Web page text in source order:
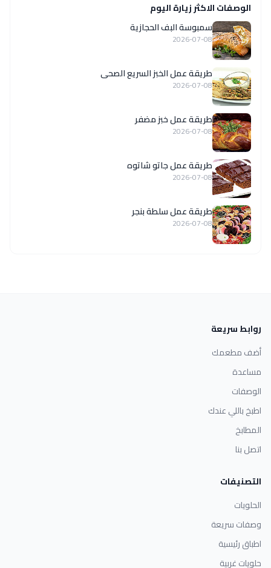
الوصفات الاكثر زيارة اليوم
سمبوسة البف الحجازية
2026-07-08
طريقة عمل الخبز السريع الصحى
2026-07-08
طريقة عمل خبز مضفر
2026-07-08
طريقة عمل جاتو شاتوه
2026-07-08
طريقة عمل سلطة بنجر
2026-07-08
روابط سريعة
أضف مطعمك
مساعدة
الوصفات
اطبخ باللي عندك
المطابخ
اتصل بنا
التصنيفات
الحلويات
وصفات سريعة
اطباق رئيسية
حلويات غربية